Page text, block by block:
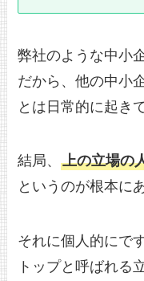
弊社のような中小
だから、他の中小
とは日常的に起き
結局、上の立場の
というのが根本に
それに個人的にで
トップと呼ばれる